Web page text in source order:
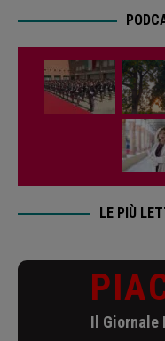
LE PIÙ
Il Giornale